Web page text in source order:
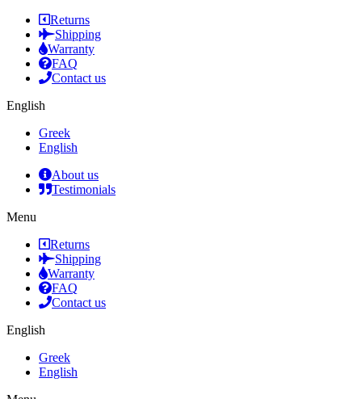
Returns
Shipping
Warranty
FAQ
Contact us
English
Greek
English
About us
Testimonials
Menu
Returns
Shipping
Warranty
FAQ
Contact us
English
Greek
English